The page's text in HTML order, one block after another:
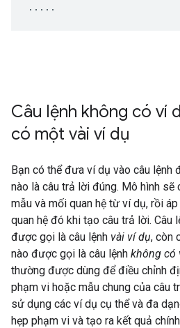
Câu lệnh không có ví
có một vài ví dụ
Bạn có thể đưa ví dụ vào câu lệnh
nào là câu trả lời đúng. Mô hình sẽ
mẫu và mối quan hệ từ ví dụ, rồi
quan hệ đó khi tạo câu trả lời. Câu
được gọi là câu lệnh vài ví dụ, còn
nào được gọi là câu lệnh không có
thường được dùng để điều chỉnh
phạm vi hoặc mẫu chung của câu
sử dụng các ví dụ cụ thể và đa
hẹp phạm vi và tạo ra kết quả